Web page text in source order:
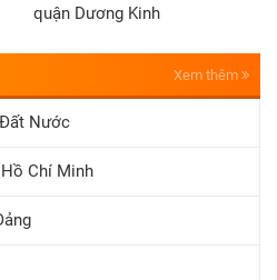
quận Dương Kinh
Xem thêm
Nước
Chí Minh